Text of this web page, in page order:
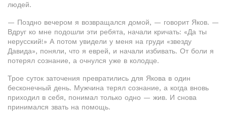
людей.
— Поздно вечером я возвращался домой, — говорит Яков. —
Вдруг ко мне подошли эти ребята, начали кричать: «Да ты
нерусский!» А потом увидели у меня на груди «звезду
Давида», поняли, что я еврей, и начали избивать. От боли я
потерял сознание, а очнулся уже в колодце.
Трое суток заточения превратились для Якова в один
бесконечный день. Мужчина терял сознание, а когда вновь
приходил в себя, понимал только одно — жив. И снова
принимался звать на помощь.